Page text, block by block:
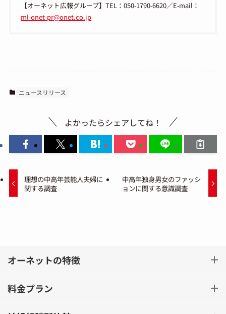
【オーネット広報グループ】TEL：050-1790-6620／E-mail：
ml-onet-pr@onet.co.jp
ニュースリリース
よかったらシェアしてね！
理想の中高年芸能人夫婦に
関する調査
中高年独身男女のファッシ
ョンに関する意識調査
オーネットの特徴
料金プラン